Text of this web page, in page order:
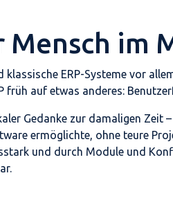
Mensch im
klassische ERP-Systeme vor
früh auf etwas anderes:
Gedanke zur damaligen Zeit
ermöglichte, ohne teure
und durch Module und